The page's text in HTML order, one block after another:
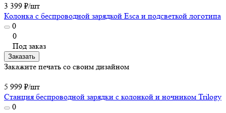
3 399 ₽/шт
Колонка с беспроводной зарядкой Esca и подсветкой логотипа
0
0
Под заказ
Заказать
Закажите печать со своим дизайном
5 999 ₽/шт
Станция беспроводной зарядки с колонкой и ночником Trilogy
0